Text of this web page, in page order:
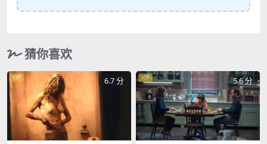
猜你喜欢
VIP 6.7 分 VIP 5.6 分